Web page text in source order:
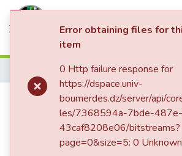
قوانين المالية السابقة
بالاستثمار والقيود الجديدة
Error obtaining files for
item
0 Http failure response for
https://dspace.univ-
boumerdes.dz/server/api/
les/7368594a-7bde-
43caf8208e06/bitstreams?
page=0&size=5: 0